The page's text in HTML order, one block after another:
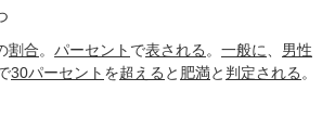
割合。 パーセント で表される 。 一般に
男性
30パーセント を超える と 肥満と 判定される 。